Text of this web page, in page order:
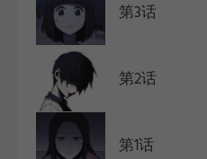
第3话
第2话
第1话